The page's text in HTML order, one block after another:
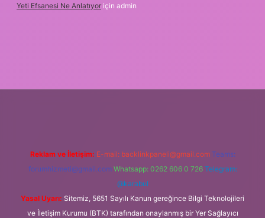
Yeti Efsanesi Ne Anlatıyor için admin
Reklam ve İletişim: E-mail: backlinkpaneli@gmail.com Teams:
forumhizmeti@gmail.com Whatsapp: 0262 606 0 726 Telegram:
@karabul
Yasal Uyarı: Sitemiz, 5651 Sayılı Kanun gereğince Bilgi Teknolojileri
ve İletişim Kurumu (BTK) tarafından onaylanmış bir Yer Sağlayıcı